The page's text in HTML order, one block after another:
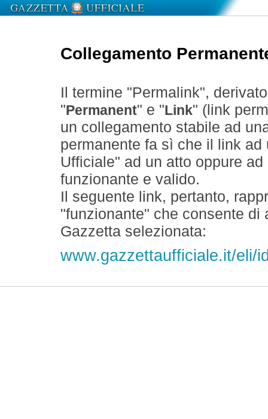
Collegamento
Il termine "Permalink",
" Permanent" e " Link" (link
un collegamento stabile ad
permanente fa sì che il link
Ufficiale" ad un atto oppure
funzionante e valido.
Il seguente link, pertanto,
"funzionante" che consente
Gazzetta selezionata:
www.gazzettaufficiale.it/eli/